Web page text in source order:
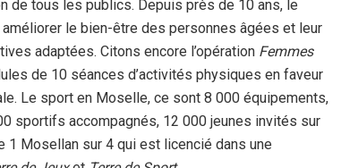
de tous les publics. Depuis près de 10 ans, le
le bien-être des personnes âgées et leur
adaptées. Citons encore l’opération Femmes
de 10 séances d’activités physiques en faveur
Le sport en Moselle, ce sont 8 000 équipements,
sportifs accompagnés, 12 000 jeunes invités sur
1 Mosellan sur 4 qui est licencié dans une